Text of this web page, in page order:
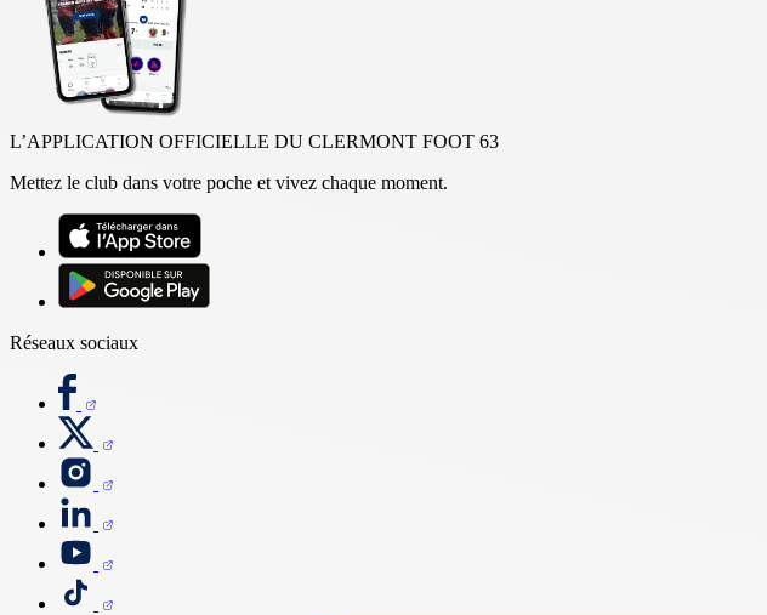
L’APPLICATION OFFICIELLE DU CLERMONT FOOT 63
Mettez le club dans votre poche et vivez chaque moment.
Réseaux sociaux